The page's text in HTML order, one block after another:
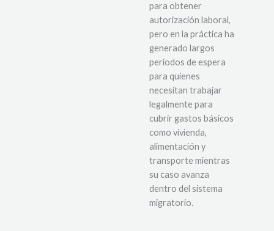
para obtener
autorización laboral,
pero en la práctica ha
generado largos
periodos de espera
para quienes
necesitan trabajar
legalmente para
cubrir gastos básicos
como vivienda,
alimentación y
transporte mientras
su caso avanza
dentro del sistema
migratorio.